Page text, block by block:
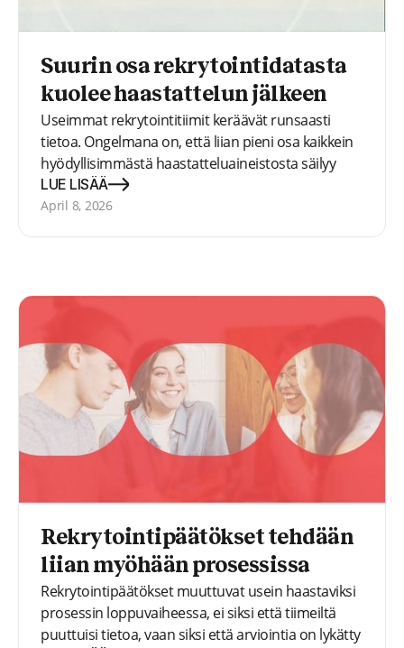
Suurin osa rekrytointidatasta
kuolee haastattelun jälkeen
Useimmat rekrytointitiimit keräävät runsaasti
tietoa. Ongelmana on, että liian pieni osa kaikkein
hyödyllisimmästä haastatteluaineistosta säilyy
sellaisessa muodossa, että se voi vielä
myöhemmin tukea hakijoiden oikeudenmukaista
LUE LISÄÄ
April 8, 2026
Rekrytointipäätökset tehdään
liian myöhään prosessissa
Rekrytointipäätökset muuttuvat usein haastaviksi
prosessin loppuvaiheessa, ei siksi että tiimeiltä
puuttuisi tietoa, vaan siksi että arviointia on lykätty